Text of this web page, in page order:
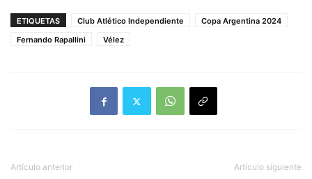
ETIQUETAS Club Atlético Independiente
Copa Argentina 2024
Fernando Rapallini
Vélez
Artículo anterior Artículo siguiente